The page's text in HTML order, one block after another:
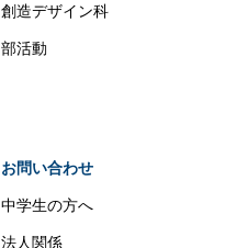
創造デザイン科
部活動
お問い合わせ
中学生の方へ
法人関係